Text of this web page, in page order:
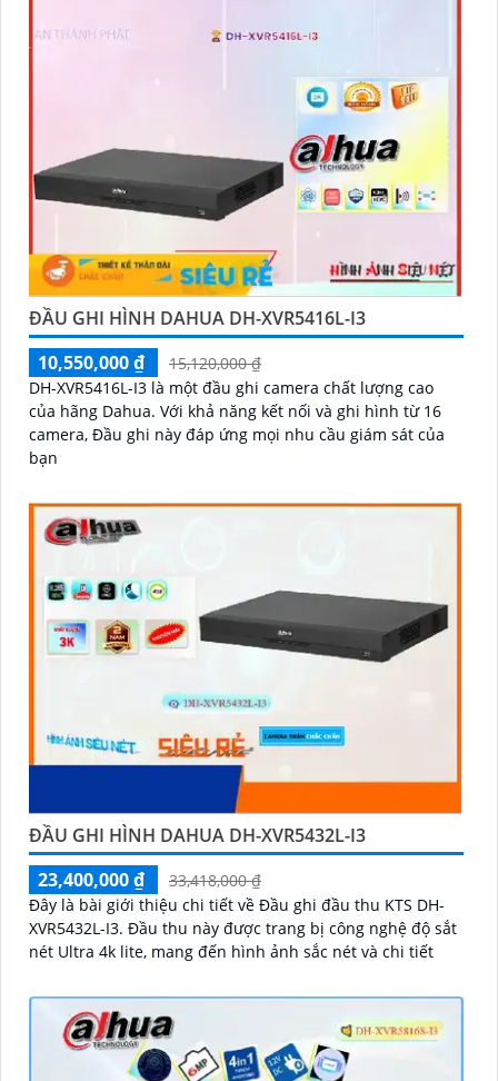
ĐẦU GHI HÌNH DAHUA DH-XVR5416L-I3
10,550,000 ₫
15,120,000 ₫
DH-XVR5416L-I3 là một đầu ghi camera chất lượng cao
của hãng Dahua. Với khả năng kết nối và ghi hình từ 16
camera, Đầu ghi này đáp ứng mọi nhu cầu giám sát của
bạn
ĐẦU GHI HÌNH DAHUA DH-XVR5432L-I3
23,400,000 ₫
33,418,000 ₫
Đây là bài giới thiệu chi tiết về Đầu ghi đầu thu KTS DH-
XVR5432L-I3. Đầu thu này được trang bị công nghệ độ sắt
nét Ultra 4k lite, mang đến hình ảnh sắc nét và chi tiết